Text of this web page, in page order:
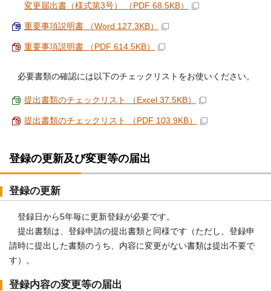
変更届出書（様式第3号） （PDF 68.5KB）
重要事項説明書 （Word 127.3KB）
重要事項説明書 （PDF 614.5KB）
必要書類の確認には以下のチェックリストをお使いください。
提出書類のチェックリスト （Excel 37.5KB）
提出書類のチェックリスト （PDF 103.9KB）
登録の更新及び変更等の届出
登録の更新
登録日から5年毎に更新登録が必要です。
提出書類は、登録申請の提出書類と同様です（ただし、登録申
請時に提出した書類のうち、内容に変更がない書類は提出不要で
す）。
登録内容の変更等の届出